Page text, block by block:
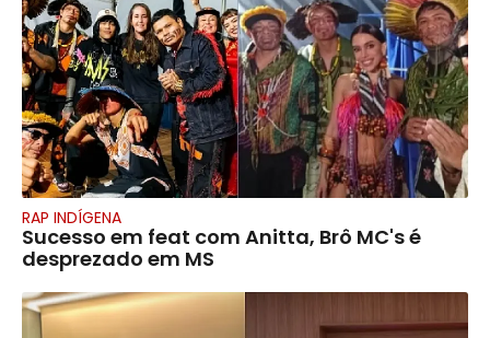
RAP INDÍGENA
Sucesso em feat com Anitta, Brô MC's é
desprezado em MS